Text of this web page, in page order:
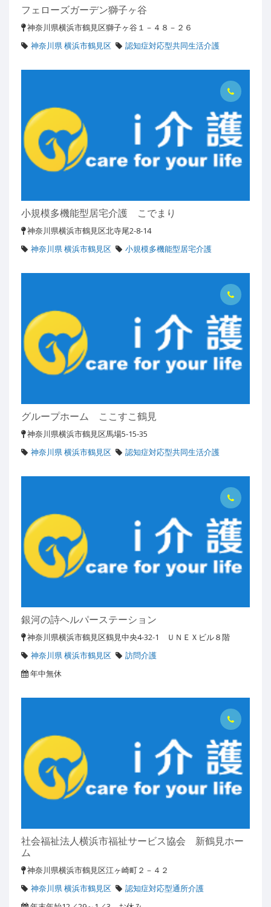
フェローズガーデン獅子ヶ谷
神奈川県横浜市鶴見区獅子ヶ谷１－４８－２６
神奈川県 横浜市鶴見区
認知症対応型共同生活介護
小規模多機能型居宅介護 こでまり
神奈川県横浜市鶴見区北寺尾2-8-14
神奈川県 横浜市鶴見区
小規模多機能型居宅介護
グループホーム ここすこ鶴見
神奈川県横浜市鶴見区馬場5-15-35
神奈川県 横浜市鶴見区
認知症対応型共同生活介護
銀河の詩ヘルパーステーション
神奈川県横浜市鶴見区鶴見中央4-32-1 ＵＮＥＸビル８階
神奈川県 横浜市鶴見区
訪問介護
年中無休
社会福祉法人横浜市福祉サービス協会 新鶴見ホー
ム
神奈川県横浜市鶴見区江ヶ崎町２－４２
神奈川県 横浜市鶴見区
認知症対応型通所介護